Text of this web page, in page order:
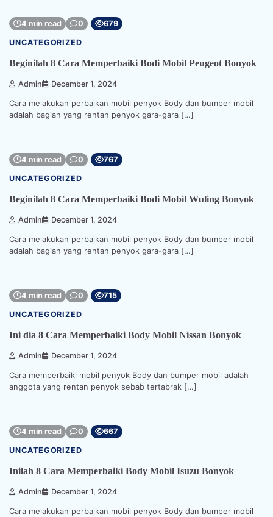
4 min read 0 679
UNCATEGORIZED
Beginilah 8 Cara Memperbaiki Bodi Mobil Peugeot Bonyok
Admin December 1, 2024
Cara melakukan perbaikan mobil penyok Body dan bumper mobil
adalah bagian yang rentan penyok gara-gara […]
4 min read 0 767
UNCATEGORIZED
Beginilah 8 Cara Memperbaiki Bodi Mobil Wuling Bonyok
Admin December 1, 2024
Cara melakukan perbaikan mobil penyok Body dan bumper mobil
adalah bagian yang rentan penyok gara-gara […]
4 min read 0 715
UNCATEGORIZED
Ini dia 8 Cara Memperbaiki Body Mobil Nissan Bonyok
Admin December 1, 2024
Cara memperbaiki mobil penyok Body dan bumper mobil adalah
anggota yang rentan penyok sebab tertabrak […]
4 min read 0 667
UNCATEGORIZED
Inilah 8 Cara Memperbaiki Body Mobil Isuzu Bonyok
Admin December 1, 2024
Cara melakukan perbaikan mobil penyok Body dan bumper mobil